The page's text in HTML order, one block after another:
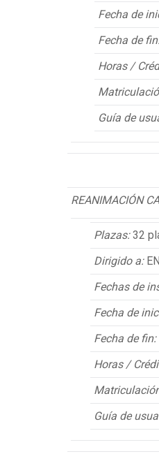
Fecha de
Fecha de
Horas /
Guía de
REANIMACIÓN
Plazas:32
Dirigido a:
Fechas de
Fecha de
Fecha de fin:
Horas /
Guía de